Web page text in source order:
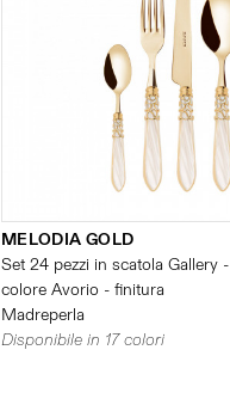
MELODIA GOLD
Set 24 pezzi in scatola Gallery -
colore Avorio - finitura
Madreperla
Disponibile in 17 colori